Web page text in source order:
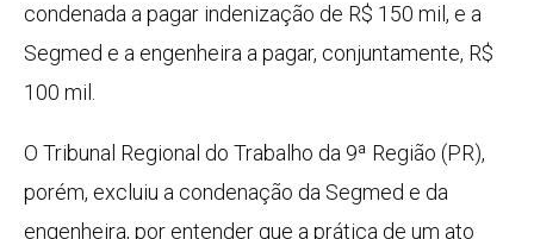
condenada a pagar indenização de R$ 150 mil, e a
Segmed e a engenheira a pagar, conjuntamente, R$
100 mil.
O Tribunal Regional do Trabalho da 9ª Região (PR),
porém, excluiu a condenação da Segmed e da
engenheira, por entender que a prática de um ato